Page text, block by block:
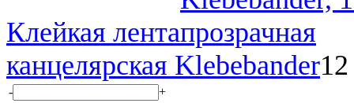
Клейкая лента
канцелярская Klebebander
- +